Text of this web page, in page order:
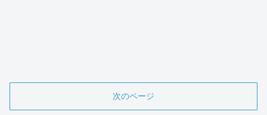
次のページ